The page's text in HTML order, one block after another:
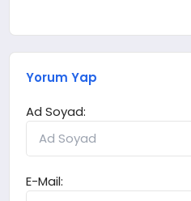
Yorum Yap
Ad Soyad:
E-Mail: